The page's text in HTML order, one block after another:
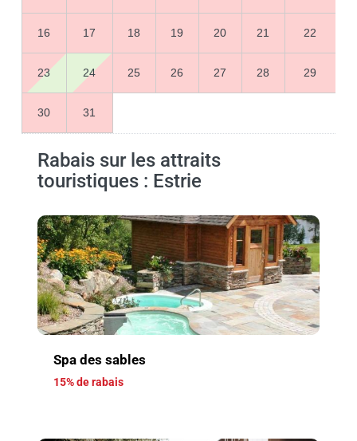
16 17 18 19 20 21 22
23 24 25 26 27 28 29
30 31
Rabais sur les attraits
touristiques : Estrie
Spa des sables
15% de rabais